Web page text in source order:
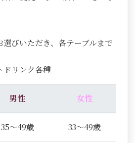
びいただき、各テーブルまで
ドリンク各種
男性 女性
35～49歳 33～49歳